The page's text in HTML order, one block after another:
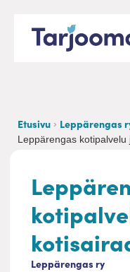
Siirry sisältöön
Etusivu Leppärengas
Leppärengas
Leppärengas ry